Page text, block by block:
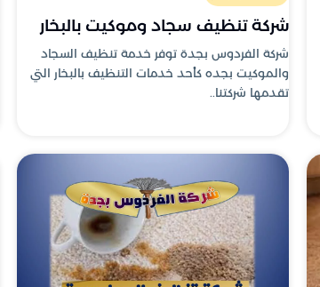
شركة تنظيف سجاد وموكيت بالبخار
شركة الفردوس بجدة توفر خدمة تنظيف السجاد
والموكيت بجده كأحد خدمات التنظيف بالبخار التي
تقدمها شركتنا..